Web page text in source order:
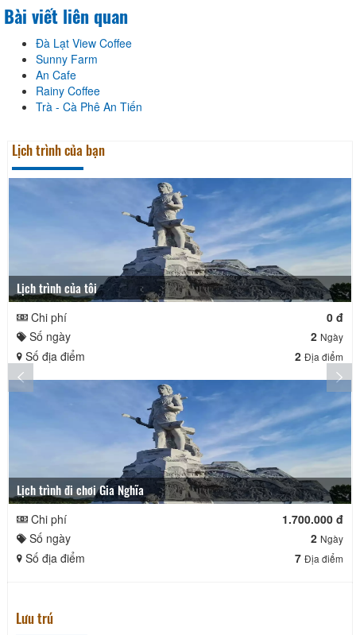
Bài viết liên quan
Đà Lạt View Coffee
Sunny Farm
An Cafe
Rainy Coffee
Trà - Cà Phê An Tiến
Lịch trình của bạn
Lịch trình của tôi
Chi phí
0 đ
Số ngày
2 Ngày
Số địa điểm 2 Địa điểm
Lịch trình đi chơi Gia Nghĩa
Chi phí
1.700.000 đ
Số ngày
2 Ngày
Số địa điểm 7 Địa điểm
Lưu trú